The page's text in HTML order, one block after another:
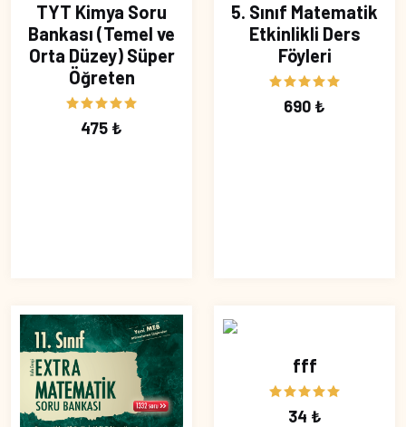
TYT Kimya Soru
Bankası (Temel ve
Orta Düzey) Süper
Öğreten
475 ₺
5. Sınıf Matematik
Etkinlikli Ders
Föyleri
690 ₺
fff
34 ₺